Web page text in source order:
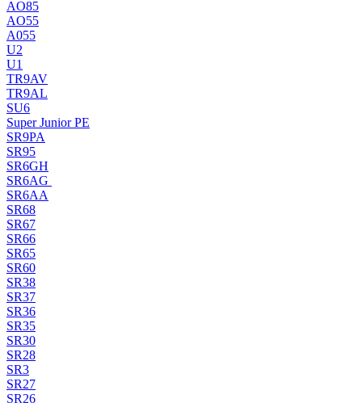
AO85
AO55
A055
U2
U1
TR9AV
TR9AL
SU6
Super Junior PE
SR9PA
SR95
SR6GH
SR6AG
SR6AA
SR68
SR67
SR66
SR65
SR60
SR38
SR37
SR36
SR35
SR30
SR28
SR3
SR27
SR26